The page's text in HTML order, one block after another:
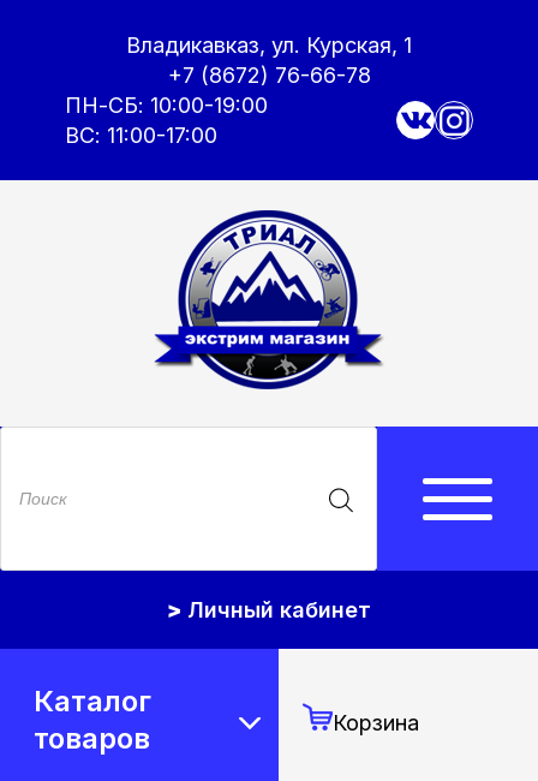
Владикавказ, ул. Курская, 1
+7 (8672) 76-66-78
ПН-СБ: 10:00-19:00
ВС: 11:00-17:00
Поиск
Личный кабинет
Каталог
товаров
Корзина